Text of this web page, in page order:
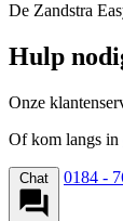
De Zandstra
Hulp
Onze
Of kom langs in
Chat 0184 -